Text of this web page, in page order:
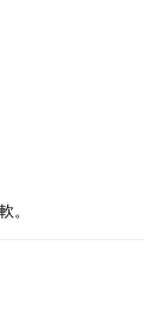
。